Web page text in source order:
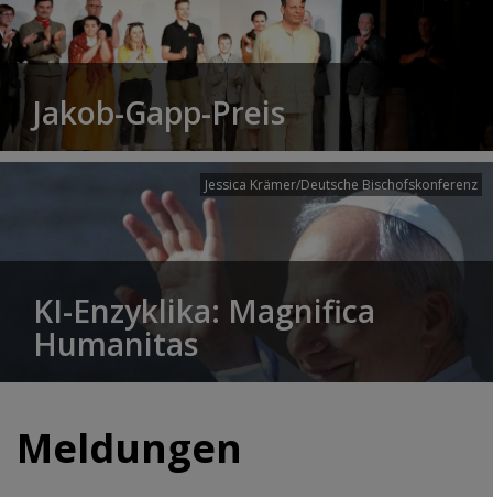
Jakob-Gapp-Preis
Jessica Krämer/Deutsche Bischofskonferenz
KI-Enzyklika: Magnifica
Humanitas
Meldungen